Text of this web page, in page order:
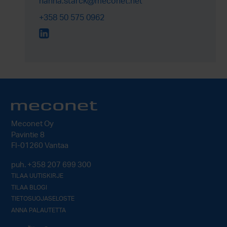
+358 50 575 0962
Meconet Oy
Pavintie 8
FI-01260 Vantaa
puh. +358 207 699 300
TILAA UUTISKIRJE
TILAA BLOGI
TIETOSUOJASELOSTE
ANNA PALAUTETTA